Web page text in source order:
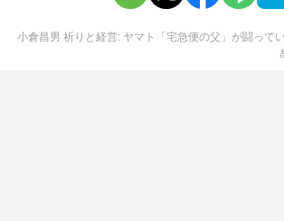
小倉昌男 祈りと経営: ヤマト「宅急便の父」が闘って